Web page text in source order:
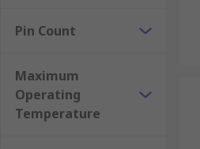
Pin Count
Maximum
Operating
Temperature